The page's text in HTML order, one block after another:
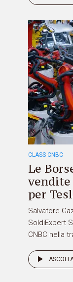
CLASS CNBC
Le
vendite
per
Salvatore
SoldiExpert
CNBC nella